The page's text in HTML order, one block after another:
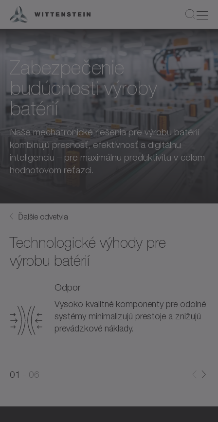
Zabezpečenie
budúcnosti výroby
batérií
Naše mechatronické riešenia pre výrobu batérií
kombinujú presnosť, efektívnosť a digitálnu
inteligenciu – pre maximálnu produktivitu v celom
hodnotovom reťazci.
Ďalšie odvetvia
Technologické výhody pre
výrobu batérií
Odpor
Vysoko kvalitné komponenty pre odolné
systémy minimalizujú prestoje a znižujú
prevádzkové náklady.
01
06